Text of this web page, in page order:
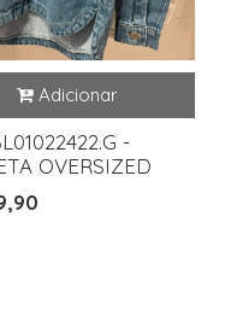
-
OVERSIZED